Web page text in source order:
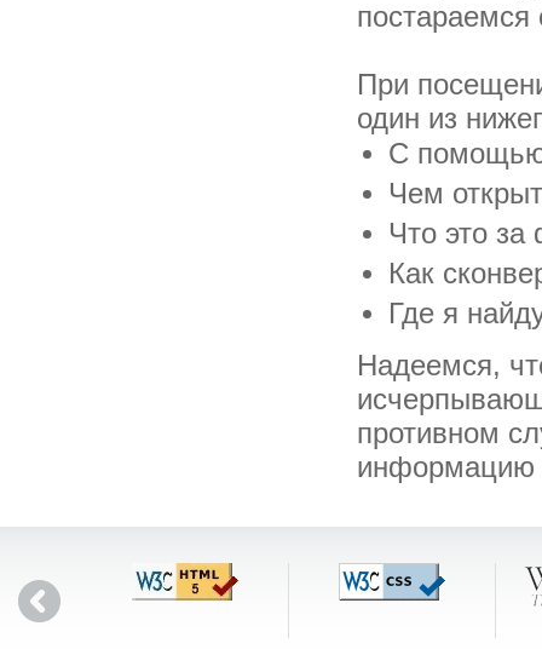
постараемся
При
один из
С помощью
Чем
Что это
Как
Где я
Надеемся,
противном
информацию